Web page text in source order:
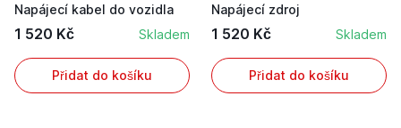
Napájecí kabel do vozidla
1 520 Kč Skladem
Přidat do košíku
Napájecí zdroj
1 520 Kč Skladem
Přidat do košíku